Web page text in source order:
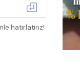
hatırlatırız!